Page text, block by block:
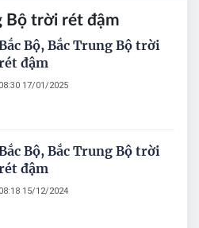
Bộ trời rét đậm
Bộ, Bắc Trung Bộ trời
đậm
08:30 17/01/2025
Bộ, Bắc Trung Bộ trời
đậm
08:18 15/12/2024